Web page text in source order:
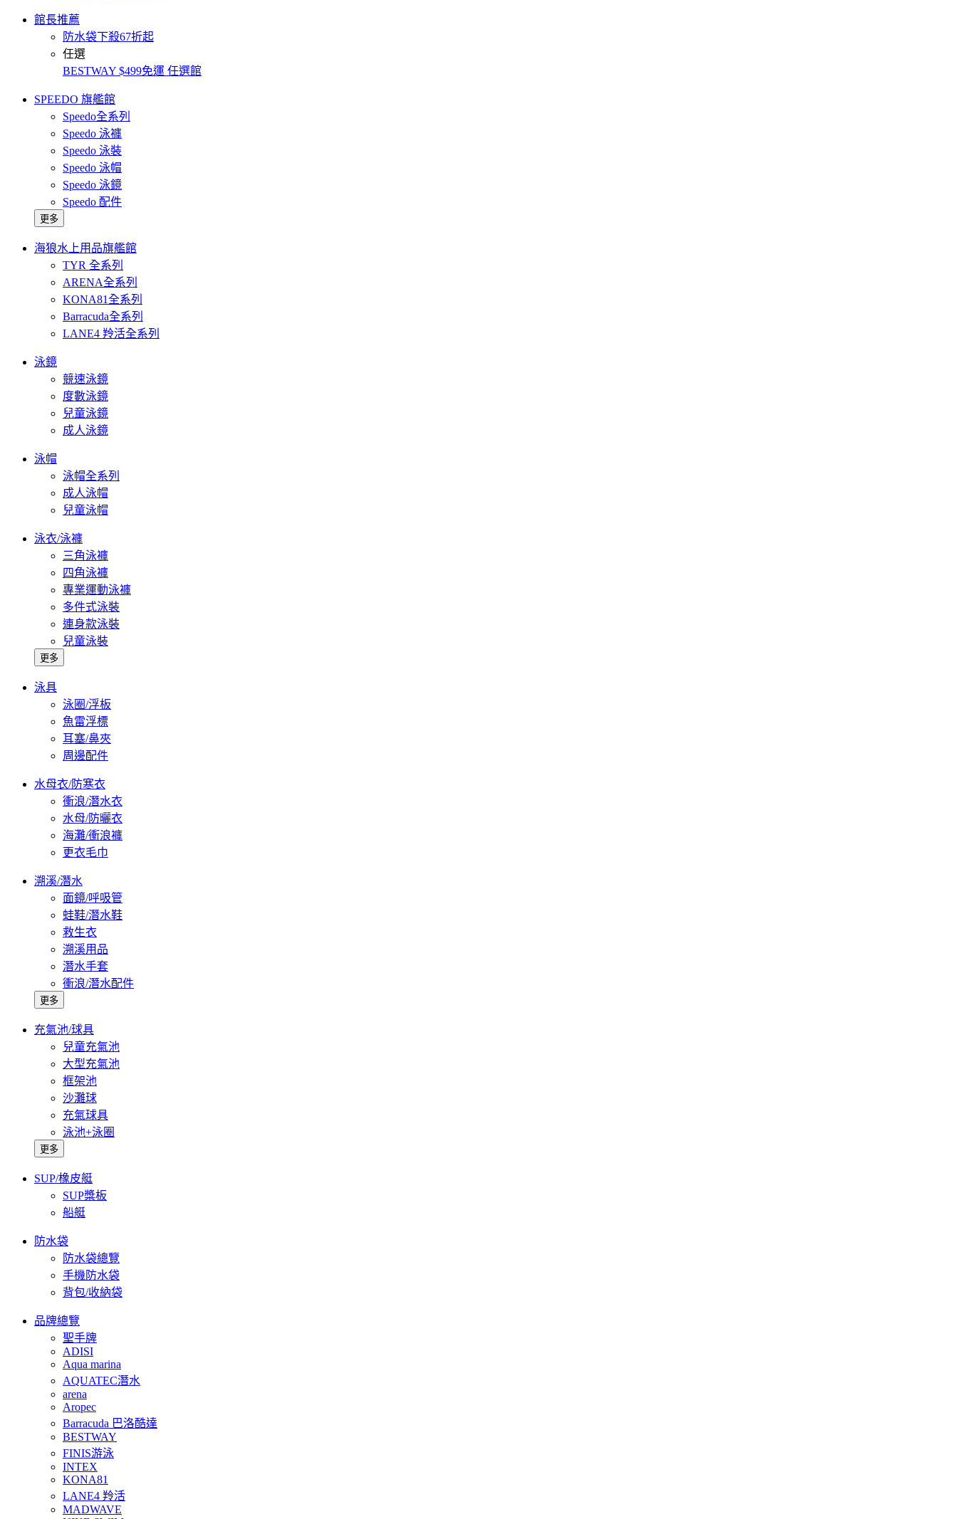
館長推薦
防水袋下殺67折起
任選
BESTWAY $499免運 任選館
SPEEDO 旗艦館
Speedo全系列
Speedo 泳褲
Speedo 泳裝
Speedo 泳帽
Speedo 泳鏡
Speedo 配件
更多
海狼水上用品旗艦館
TYR 全系列
ARENA全系列
KONA81全系列
Barracuda全系列
LANE4 羚活全系列
泳鏡
競速泳鏡
度數泳鏡
兒童泳鏡
成人泳鏡
泳帽
泳帽全系列
成人泳帽
兒童泳帽
泳衣/泳褲
三角泳褲
四角泳褲
專業運動泳褲
多件式泳裝
連身款泳裝
兒童泳裝
更多
泳具
泳圈/浮板
魚雷浮標
耳塞/鼻夾
周邊配件
水母衣/防寒衣
衝浪/潛水衣
水母/防曬衣
海灘/衝浪褲
更衣毛巾
溯溪/潛水
面鏡/呼吸管
蛙鞋/潛水鞋
救生衣
溯溪用品
潛水手套
衝浪/潛水配件
更多
充氣池/球具
兒童充氣池
大型充氣池
框架池
沙灘球
充氣球具
泳池+泳圈
更多
SUP/橡皮艇
SUP槳板
船艇
防水袋
防水袋總覽
手機防水袋
背包/收納袋
品牌總覽
聖手牌
ADISI
Aqua marina
AQUATEC潛水
arena
Aropec
Barracuda 巴洛酷達
BESTWAY
FINIS游泳
INTEX
KONA81
LANE4 羚活
MADWAVE